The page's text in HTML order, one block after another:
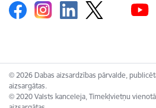
© 2026 Dabas aizsardzības pārvalde,
aizsargātas.
© 2020 Valsts kanceleja, Tīmekļvietņu